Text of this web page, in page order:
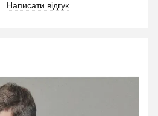
Написати відгук